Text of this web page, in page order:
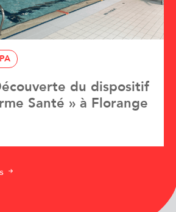
du dispositif
Santé » à Florange